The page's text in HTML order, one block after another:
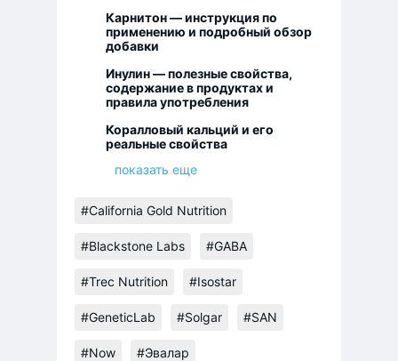
Карнитон — инструкция по
применению и подробный обзор
добавки
Инулин — полезные свойства,
содержание в продуктах и
правила употребления
Коралловый кальций и его
реальные свойства
показать еще
#California Gold Nutrition
#Blackstone Labs #GABA
#Trec Nutrition #Isostar
#GeneticLab #Solgar #SAN
#Now #Эвалар